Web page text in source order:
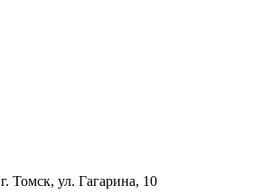
г. Томск, ул. Гагарина, 10